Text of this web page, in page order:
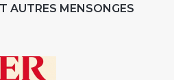
AUTRES MENSONGES